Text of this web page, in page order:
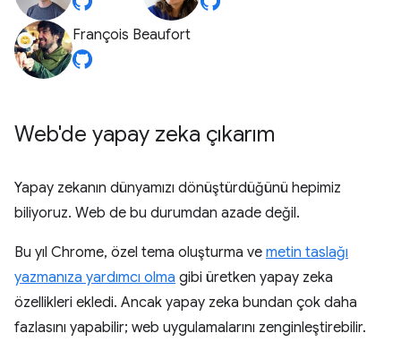
François Beaufort
Web'de yapay zeka çıkarım
Yapay zekanın dünyamızı dönüştürdüğünü hepimiz
biliyoruz. Web de bu durumdan azade değil.
Bu yıl Chrome, özel tema oluşturma ve metin taslağı
yazmanıza yardımcı olma gibi üretken yapay zeka
özellikleri ekledi. Ancak yapay zeka bundan çok daha
fazlasını yapabilir; web uygulamalarını zenginleştirebilir.